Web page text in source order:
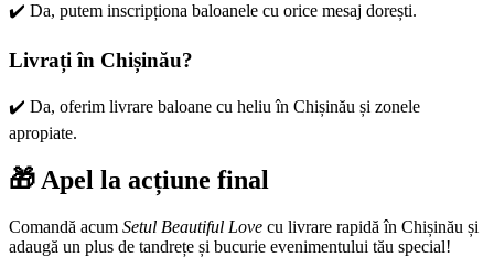
✔️ Da, putem inscripționa baloanele cu orice mesaj dorești.
Livrați în Chișinău?
✔️ Da, oferim livrare baloane cu heliu în Chișinău și zonele
apropiate.
🎁 Apel la acțiune final
Comandă acum Setul Beautiful Love cu livrare rapidă în Chișinău și
adaugă un plus de tandrețe și bucurie evenimentului tău special!